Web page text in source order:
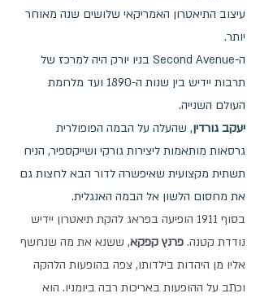
עיצוב התיאטרון האמריקאי שלושים שנה מאוחר
יותר.
ה-Second Avenue בניו יורק היה למרכז של
תרבות יידיש בין שנות ה-1890 ועד מלחמת
העולם השנייה.
יעקב גורדין, שהעלה על הבמה הפופולרית
גרסאות מותאמות ליצירות גורקי ושייקספיר, הניח
תשתית מקצועית שאיפשרה לדור הבא לחצות גם
את מחסום הלשון אל הבמה האנגלית.
בסוף 1911 הופיעה בפראג להקת תיאטרון יידיש
נודדת קטנה. פרנץ קפקא, ששנא את מה שנחשף
אליו מן היהדות בילדותו, צפה בהופעות הלהקה
וכתב על ההופעות באריכות רבה ביומניו. הוא